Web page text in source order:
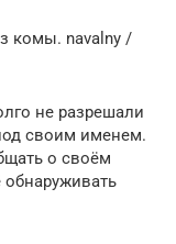
комы. navalny /
не разрешали
своим именем.
о своём